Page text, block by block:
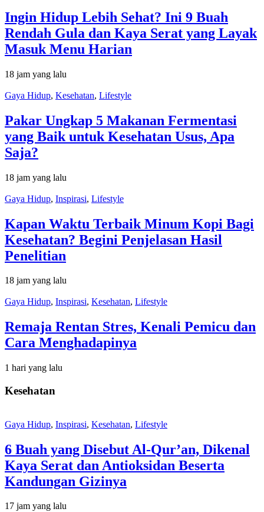
Ingin Hidup Lebih Sehat? Ini 9 Buah
Rendah Gula dan Kaya Serat yang Layak
Masuk Menu Harian
18 jam yang lalu
Gaya Hidup, Kesehatan, Lifestyle
Pakar Ungkap 5 Makanan Fermentasi
yang Baik untuk Kesehatan Usus, Apa
Saja?
18 jam yang lalu
Gaya Hidup, Inspirasi, Lifestyle
Kapan Waktu Terbaik Minum Kopi Bagi
Kesehatan? Begini Penjelasan Hasil
Penelitian
18 jam yang lalu
Gaya Hidup, Inspirasi, Kesehatan, Lifestyle
Remaja Rentan Stres, Kenali Pemicu dan
Cara Menghadapinya
1 hari yang lalu
Kesehatan
Gaya Hidup, Inspirasi, Kesehatan, Lifestyle
6 Buah yang Disebut Al-Qur’an, Dikenal
Kaya Serat dan Antioksidan Beserta
Kandungan Gizinya
17 jam yang lalu